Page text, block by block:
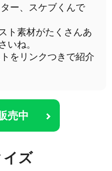
ー、スケブくんで
ト素材がたくさんあ
いね。
をリンクつきで紹介
売中
ズ